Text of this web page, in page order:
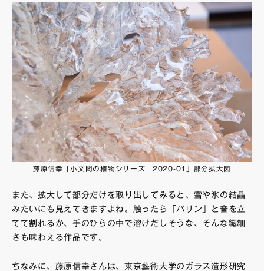
藤原信幸「小文間の植物シリーズ 2020-01」部分拡大図
また、拡大して部分だけを取り出してみると、雪や氷の結晶
みたいにも見えてきますよね。触ったら「パリン」と音を立
てて割れるか、手のひらの中で溶けだしそうな、そんな繊細
さも味わえる作品です。
ちなみに、藤原信幸さんは、東京藝術大学のガラス造形研究